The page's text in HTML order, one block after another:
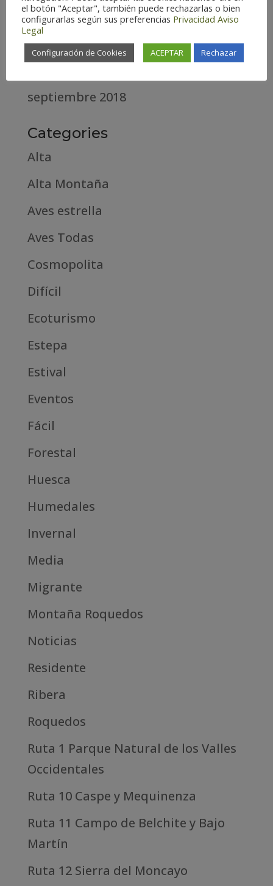
abril 2020
marzo 2020
septiembre 2018
Categories
Alta
Alta Montaña
Aves estrella
Aves Todas
Cosmopolita
Difícil
Ecoturismo
Estepa
Estival
Eventos
Fácil
Forestal
Huesca
Humedales
Invernal
Media
Migrante
Montaña Roquedos
Noticias
Residente
Ribera
Roquedos
Ruta 1 Parque Natural de los Valles
Occidentales
Ruta 10 Caspe y Mequinenza
Ruta 11 Campo de Belchite y Bajo
Martín
Ruta 12 Sierra del Moncayo
el botón "Aceptar", también puede rechazarlas o bien
configurarlas según sus preferencias Privacidad Aviso
Legal
Configuración de Cookies ACEPTAR Rechazar